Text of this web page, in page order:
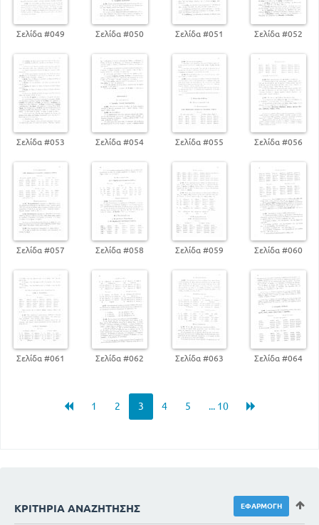
Σελίδα #049 Σελίδα #050 Σελίδα #051 Σελίδα #052
Σελίδα #053 Σελίδα #054 Σελίδα #055 Σελίδα #056
Σελίδα #057 Σελίδα #058 Σελίδα #059 Σελίδα #060
Σελίδα #061 Σελίδα #062 Σελίδα #063 Σελίδα #064
1 2 3 4 5 ... 10
ΚΡΙΤΉΡΙΑ ΑΝΑΖΉΤΗΣΗΣ